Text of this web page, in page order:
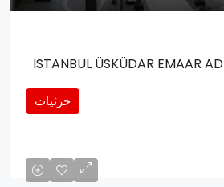
ISTANBUL ÜSKÜDAR EMAAR
جزئیات